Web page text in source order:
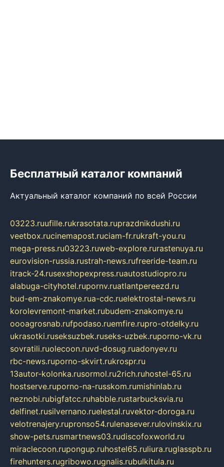
Бесплатный каталог компаний
Актуальный каталог компаний по всей России
03223.ruufille.rukrasotata.ruprazdnikdushi.ru
veetbox.rucinemapost.ruciam-fr.rukraft-you.ru
mega-press.ru03223.ruweb-explore.rurastenuya.ru
eurovision-russia.rustrah-news.rufreeride-team.ru
itrack-24.rusexshopexpress.ruautostudiopro.ru
alabuga-cityhotel.rupornv.ruatlantpereezd.ru
bud-em-znakomye.rua-cdc.ruelektrostal-news.ru
korolevremont-market.rubudem-znakomye.ru
oooagrosnab.rufpodaso.ruemfire.rupro-otdelky.ru
ukrasotki.ruseksuzbek.ruseks-uzbek.ruporno-vk.ru
sovratili.ruolecoon.ruvd-dosug.ruadonyev.ru
rbc-news.ruporno-skvirt.rukrospr.ru
13autor-kolonka.rusormol.ru2rich.ruhostel-65.ru
hostserve.ruporno-na-russkom.rumishinlab.ru
neznobi.rubigfatcc.ruhabble.rustarbucksvia.ru
delfinet.rusilvernano.ruelestal.ruvektor-doroga.ru
velotrenajery.rupronso54.rulenasever.rulovinskix.ru
show-pets.rusmartnews03.rudiscofoxworld.ru
miraclecoon.rupongup.ruhostel65.ruliura.ruglasspb.ru
firehunters.rugribowo.rugnalis.rubulkitula.ru